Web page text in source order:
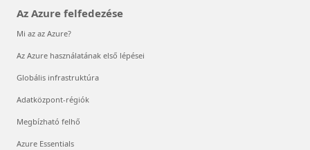
Az Azure felfedezése
Mi az az Azure?
Az Azure használatának első lépései
Globális infrastruktúra
Adatközpont-régiók
Megbízható felhő
Azure Essentials